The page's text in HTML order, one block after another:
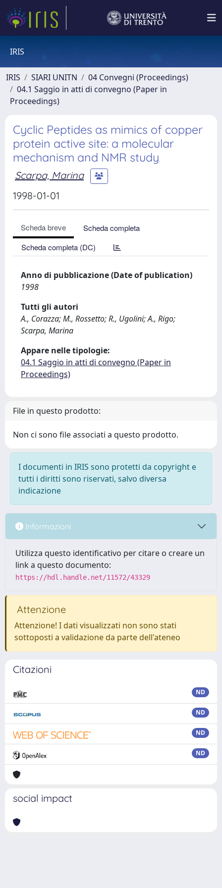
IRIS
IRIS SIARI UNITN
04 Convegni (Proceedings)
04.1 Saggio in atti di convegno (Paper in
Proceedings)
Cyclic Peptides as mimics of copper
protein active site: a molecular
mechanism and NMR study
Scarpa, Marina
1998-01-01
Scheda breve
Scheda completa
Scheda completa (DC)
Anno di pubblicazione (Date of publication)
1998
Tutti gli autori
A., Corazza; M., Rossetto; R., Ugolini; A., Rigo;
Scarpa, Marina
Appare nelle tipologie:
04.1 Saggio in atti di convegno (Paper in
Proceedings)
File in questo prodotto:
Non ci sono file associati a questo prodotto.
I documenti in IRIS sono protetti da copyright e
tutti i diritti sono riservati, salvo diversa
indicazione
Informazioni
Utilizza questo identificativo per citare o creare un
link a questo documento:
https://hdl.handle.net/11572/43329
Attenzione
Attenzione! I dati visualizzati non sono stati
sottoposti a validazione da parte dell'ateneo
Citazioni
ND
ND
ND
ND
social impact